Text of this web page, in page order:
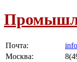
Почта:
Москва: